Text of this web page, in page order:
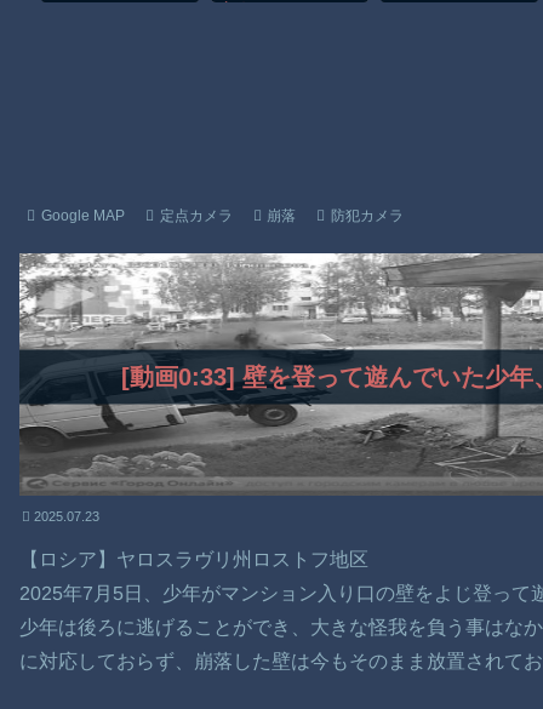
Google MAP 定点カメラ 崩落 防犯カメラ
[動画0:33] 壁を登って遊んでいた少年
2025.07.23
【ロシア】ヤロスラヴリ州ロストフ地区
2025年7月5日、少年がマンション入り口の壁をよじ登っ
少年は後ろに逃げることができ、大きな怪我を負う事はな
に対応しておらず、崩落した壁は今もそのまま放置されて